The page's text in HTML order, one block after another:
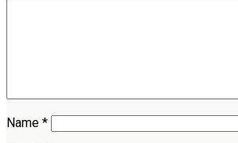
Name *